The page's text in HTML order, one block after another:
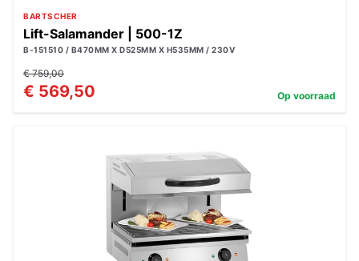
BARTSCHER
Lift-Salamander | 500-1Z
B-151510 / B470MM X D525MM X H535MM / 230V
€ 759,00
€ 569,50 Op voorraad